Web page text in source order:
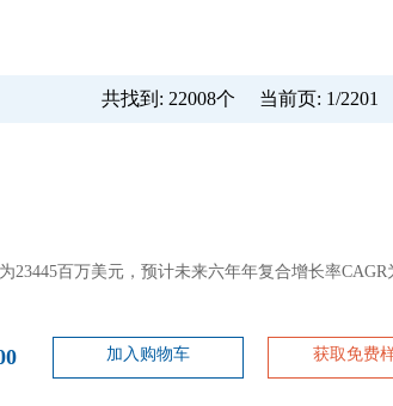
共找到: 22008个 当前页: 1/2201
百万美元，预计未来六年年复合增长率CAGR
加入购物车 获取免费